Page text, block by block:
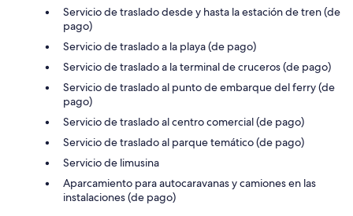
Servicio de traslado desde y hasta la estación de tren (de
pago)
Servicio de traslado a la playa (de pago)
Servicio de traslado a la terminal de cruceros (de pago)
Servicio de traslado al punto de embarque del ferry (de
pago)
Servicio de traslado al centro comercial (de pago)
Servicio de traslado al parque temático (de pago)
Servicio de limusina
Aparcamiento para autocaravanas y camiones en las
instalaciones (de pago)